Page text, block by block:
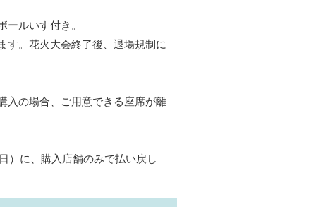
ルいす付き。
す。花火大会終了後、退場規制に
入の場合、ご用意できる座席が離
）に、購入店舗のみで払い戻し